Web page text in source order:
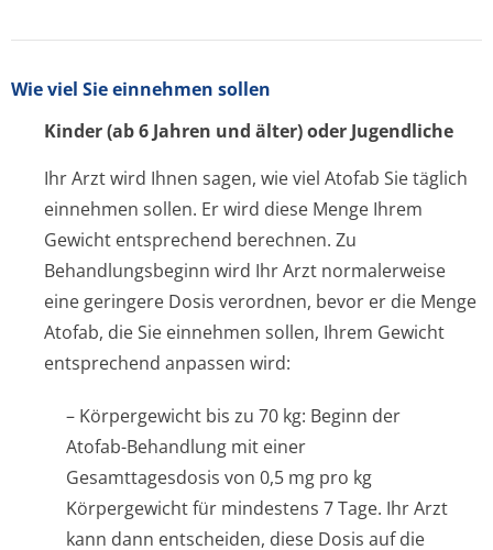
Wie viel Sie einnehmen sollen
Kinder (ab 6 Jahren und älter) oder Jugendliche
Ihr Arzt wird Ihnen sagen, wie viel Atofab Sie täglich
einnehmen sollen. Er wird diese Menge Ihrem
Gewicht entsprechend berechnen. Zu
Behandlungsbeginn wird Ihr Arzt normalerweise
eine geringere Dosis verordnen, bevor er die Menge
Atofab, die Sie einnehmen sollen, Ihrem Gewicht
entsprechend anpassen wird:
– Körpergewicht bis zu 70 kg: Beginn der
Atofab-Behandlung mit einer
Gesamttagesdosis von 0,5 mg pro kg
Körpergewicht für mindestens 7 Tage. Ihr Arzt
kann dann entscheiden, diese Dosis auf die